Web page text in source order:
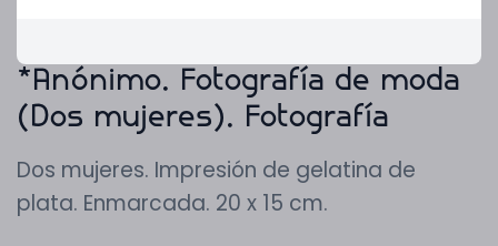
*Anónimo. Fotografía de moda
(Dos mujeres). Fotografía
Dos mujeres. Impresión de gelatina de
plata. Enmarcada. 20 x 15 cm.